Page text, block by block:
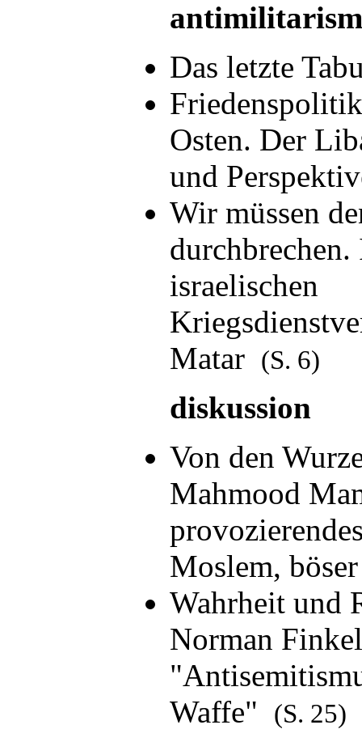
Das letzte
Osten. Der
und
Wir müssen
israelischen
Matar (S. 6)
diskussion
Von den
Mahmood
Moslem,
Wahrheit und
Norman
Waffe"
(S. 25)